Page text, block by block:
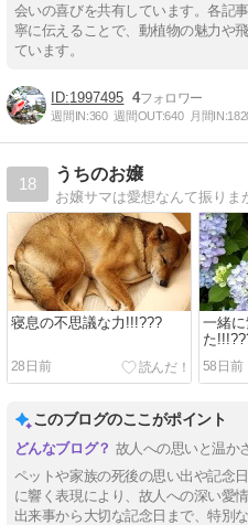
会いの喜びを共有しています。各記
寧に伝えることで、動植物の魅力や
ています。
1997495 4
週間IN:360 週間OUT:640 月間IN:
18
うちのお嬢
寝息の不思議な力!!!???
28日前
一緒
た
58日前
このブログのここがポイント
故人への思いと温か
ペットや家族の死後の思い出や記念
に響く表現により、故人への深い愛
出来事から大切な記念日まで、特別